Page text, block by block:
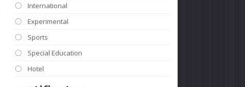
International
Experimental
Sports
Special Education
Hotel